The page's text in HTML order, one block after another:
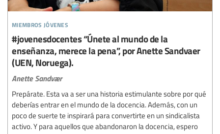
miembros jóvenes
#jovenesdocentes “Únete al mundo de la
enseñanza, merece la pena”, por Anette Sandvaer
(UEN, Noruega).
Anette Sandvær
Prepárate. Esta va a ser una historia estimulante sobre por qué
deberías entrar en el mundo de la docencia. Además, con un
poco de suerte te inspirará para convertirte en un sindicalista
activo. Y para aquellos que abandonaron la docencia, espero